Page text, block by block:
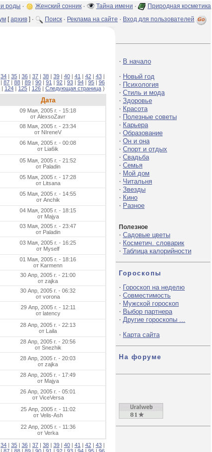
роды · Женский сонник · Тайна имени ·
Природная косметика
[архив ] · Поиск · Реклама на сайте · Вход для пользователей
34 | 35 | 36 | 37 | 38 | 39 | 40 | 41 | 42 | 43 |
| 87 | 88 | 89 | 90 | 91 | 92 | 93 | 94 | 95 | 96
| 124 | 125 | 126 | Следующая страница )
Дата
09 Мая, 2005 г. - 15:18
от AlexsoZavr
08 Мая, 2005 г. - 23:34
от NIreneV
06 Мая, 2005 г. - 00:08
от Lia6ik
05 Мая, 2005 г. - 21:52
от Paladin
05 Мая, 2005 г. - 17:28
от Litsana
05 Мая, 2005 г. - 14:55
от Anchik
04 Мая, 2005 г. - 18:15
от Majya
03 Мая, 2005 г. - 23:47
от Paladin
03 Мая, 2005 г. - 16:25
от Myself
01 Мая, 2005 г. - 18:16
от Karmenn
30 Апр, 2005 г. - 21:00
от zajka
30 Апр, 2005 г. - 06:32
от vorona
29 Апр, 2005 г. - 12:11
от latency
28 Апр, 2005 г. - 22:13
от Laila
28 Апр, 2005 г. - 20:56
от Snezhik
28 Апр, 2005 г. - 20:03
от zajka
28 Апр, 2005 г. - 17:49
от Majya
26 Апр, 2005 г. - 05:01
от ViceVersa
25 Апр, 2005 г. - 11:02
от Velis-Ash
22 Апр, 2005 г. - 11:36
от Verka
34 | 35 | 36 | 37 | 38 | 39 | 40 | 41 | 42 | 43 |
· В начало
· Новый год
· Психология
· Стиль и мода
· Здоровье
· Красота
· Полезные советы
· Карьера
· Образование
· Он и она
· Спорт и отдых
· Свадьба
· Семья
· Мой дом
· Читальня
· Звезды
· Кино
· Разное
Полезное
· Садовые цветы
· Косметич. словарик
· Таблица калорийности
Гороскопы
· Гороскоп на неделю
· Совместимость
· Мужской гороскоп
· Выбор партнера
· Другие гороскопы ...
· Карта сайта
На форуме